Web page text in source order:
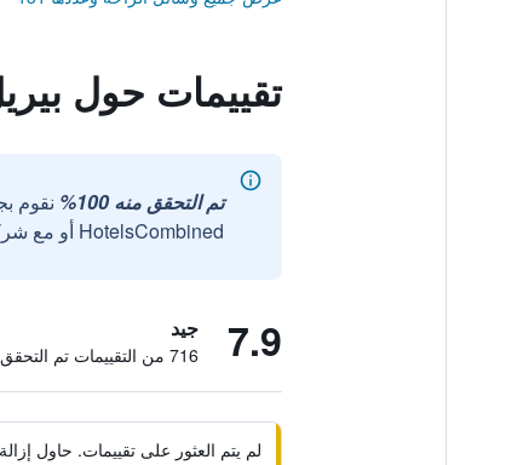
تقييمات حول
تم التحقق منه 100%
نقوم
HotelsCombined أو مع شركائنا الخارجيين الموثوقين.
7.9 جيد
716 من التقييمات تم التحقق منها
لم يتم العثور على تقييمات. حاول